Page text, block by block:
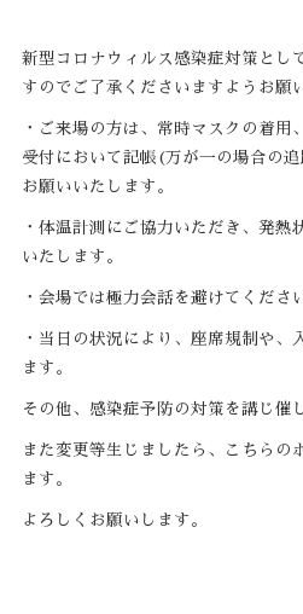
新型コロナウィルス感染症対策とし
すのでご了承くださいますようお願
・ご来場の方は、常時マスクの着用
受付において記帳(万が一の場合の
お願いいたします。
・体温計測にご協力いただき、発熱
いたします。
・会場では極力会話を避けてくださ
・当日の状況により、座席規制や、
ます。
その他、感染症予防の対策を講じ催
また変更等生じましたら、こちらの
ます。
よろしくお願いします。